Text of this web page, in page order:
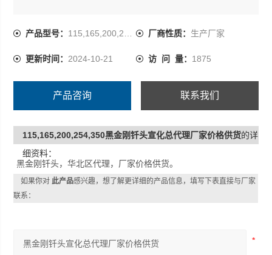
产品型号： 115,165,200,254,350 厂商性质： 生产厂家
更新时间： 2024-10-21 访 问 量： 1875
产品咨询 联系我们
115,165,200,254,350黑金刚钎头宣化总代理厂家价格供货的详
细资料：
黑金刚钎头，华北区代理，厂家价格供货。
如果你对此产品感兴趣，想了解更详细的产品信息，填写下表直接与厂家
联系：